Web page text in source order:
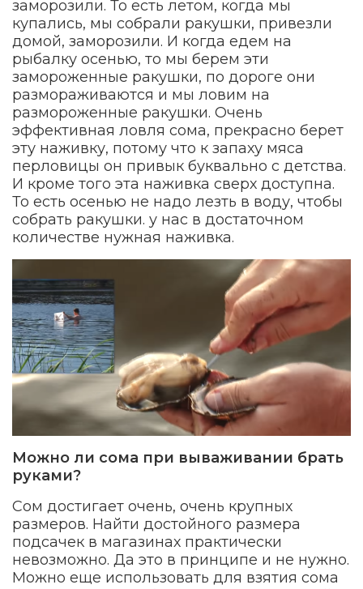
заморозили. То есть летом, когда мы
купались, мы собрали ракушки, привезли
домой, заморозили. И когда едем на
рыбалку осенью, то мы берем эти
замороженные ракушки, по дороге они
размораживаются и мы ловим на
размороженные ракушки. Очень
эффективная ловля сома, прекрасно берет
эту наживку, потому что к запаху мяса
перловицы он привык буквально с детства.
И кроме того эта наживка сверх доступна.
То есть осенью не надо лезть в воду, чтобы
собрать ракушки. у нас в достаточном
количестве нужная наживка.
Можно ли сома при вываживании брать
руками?
Сом достигает очень, очень крупных
размеров. Найти достойного размера
подсачек в магазинах практически
невозможно. Да это в принципе и не нужно.
Можно еще использовать для взятия сома